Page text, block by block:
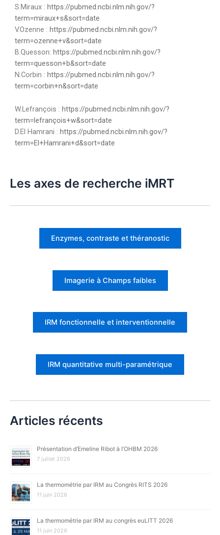
S.Miraux : https://pubmed.ncbi.nlm.nih.gov/?
term=miraux+s&sort=date
V.Ozenne : https://pubmed.ncbi.nlm.nih.gov/?
term=ozenne+v&sort=date
B.Quesson: https://pubmed.ncbi.nlm.nih.gov/?
term=quesson+b&sort=date
N.Corbin : https://pubmed.ncbi.nlm.nih.gov/?
term=corbin+n&sort=date
W.Lefrançois : https://pubmed.ncbi.nlm.nih.gov/?
term=lefrançois+w&sort=date
D.El Hamrani : https://pubmed.ncbi.nlm.nih.gov/?
term=El+Hamrani+d&sort=date
Les axes de recherche iMRT
Enzymes, contraste et théranostic
Imagerie à Champs faibles
IRM fonctionnelle et interventionnelle
IRM quantitative multi-paramétrique
Articles récents
Présentation d’Emeline Ribot à l’OHBM 2026
7 juillet 2026
La thermométrie par IRM au Congrès RITS 2026
11 juin 2026
La thermométrie par IRM au congrès euLITT 2026
11 juin 2026